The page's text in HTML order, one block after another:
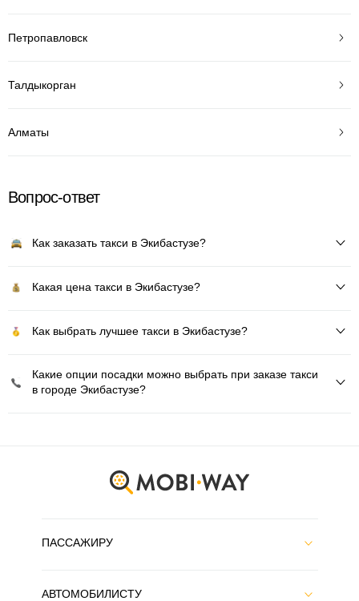
Петропавловск
Талдыкорган
Алматы
Вопрос-ответ
Как заказать такси в Экибастузе?
Какая цена такси в Экибастузе?
Как выбрать лучшее такси в Экибастузе?
Какие опции посадки можно выбрать при заказе такси
в городе Экибастузе?
ПАССАЖИРУ
АВТОМОБИЛИСТУ